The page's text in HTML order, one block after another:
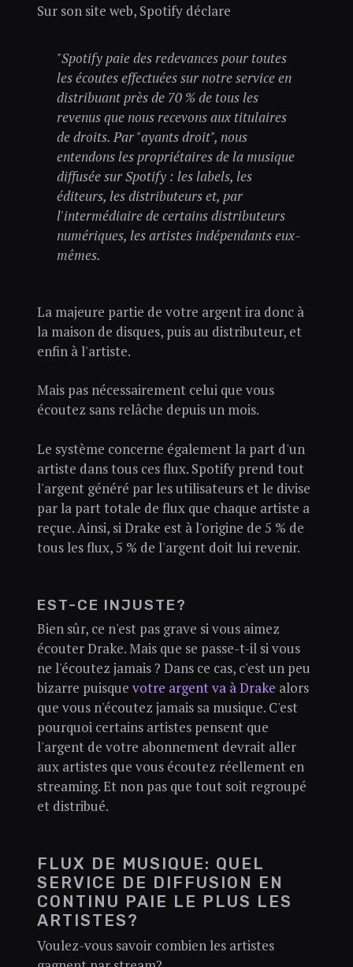
Sur son site web, Spotify déclare
"Spotify paie des redevances pour toutes
les écoutes effectuées sur notre service en
distribuant près de 70 % de tous les
revenus que nous recevons aux titulaires
de droits. Par "ayants droit", nous
entendons les propriétaires de la musique
diffusée sur Spotify : les labels, les
éditeurs, les distributeurs et, par
l'intermédiaire de certains distributeurs
numériques, les artistes indépendants eux-
mêmes.
La majeure partie de votre argent ira donc à
la maison de disques, puis au distributeur, et
enfin à l'artiste.
Mais pas nécessairement celui que vous
écoutez sans relâche depuis un mois.
Le système concerne également la part d'un
artiste dans tous ces flux. Spotify prend tout
l'argent généré par les utilisateurs et le divise
par la part totale de flux que chaque artiste a
reçue. Ainsi, si Drake est à l'origine de 5 % de
tous les flux, 5 % de l'argent doit lui revenir.
EST-CE INJUSTE?
Bien sûr, ce n'est pas grave si vous aimez
écouter Drake. Mais que se passe-t-il si vous
ne l'écoutez jamais ? Dans ce cas, c'est un peu
bizarre puisque votre argent va à Drake alors
que vous n'écoutez jamais sa musique. C'est
pourquoi certains artistes pensent que
l'argent de votre abonnement devrait aller
aux artistes que vous écoutez réellement en
streaming. Et non pas que tout soit regroupé
et distribué.
FLUX DE MUSIQUE: QUEL
SERVICE DE DIFFUSION EN
CONTINU PAIE LE PLUS LES
ARTISTES?
Voulez-vous savoir combien les artistes